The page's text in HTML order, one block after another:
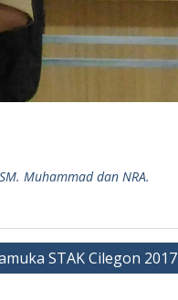
Muhammad dan NRA.
STAK Cilegon 2017